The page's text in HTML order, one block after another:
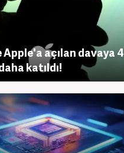
Apple'a açılan davaya 4
katıldı!